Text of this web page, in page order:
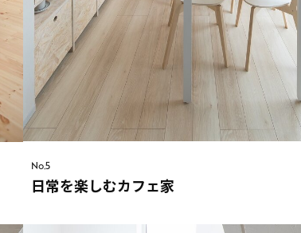
No.5
日常を楽しむカフェ家